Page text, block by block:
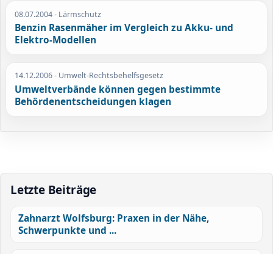
08.07.2004- Lärmschutz
Benzin Rasenmäher im Vergleich zu Akku- und
Elektro-Modellen
14.12.2006- Umwelt-Rechtsbehelfsgesetz
Umweltverbände können gegen bestimmte
Behördenentscheidungen klagen
Letzte Beiträge
Zahnarzt Wolfsburg: Praxen in der Nähe,
Schwerpunkte und ...